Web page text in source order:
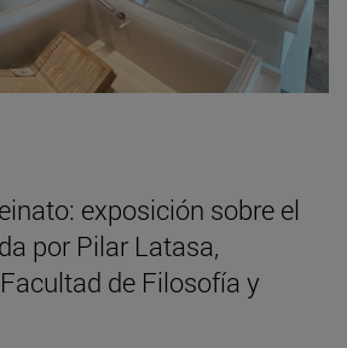
exposición sobre el
por Pilar Latasa,
de Filosofía y